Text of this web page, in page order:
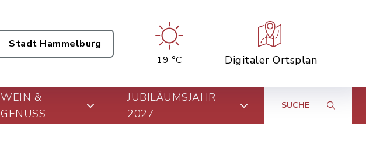
Stadt Hammelburg
19 °C
Digitaler Ortsplan
WEIN &
GENUSS
JUBILÄUMSJAHR
2027
SUCHE